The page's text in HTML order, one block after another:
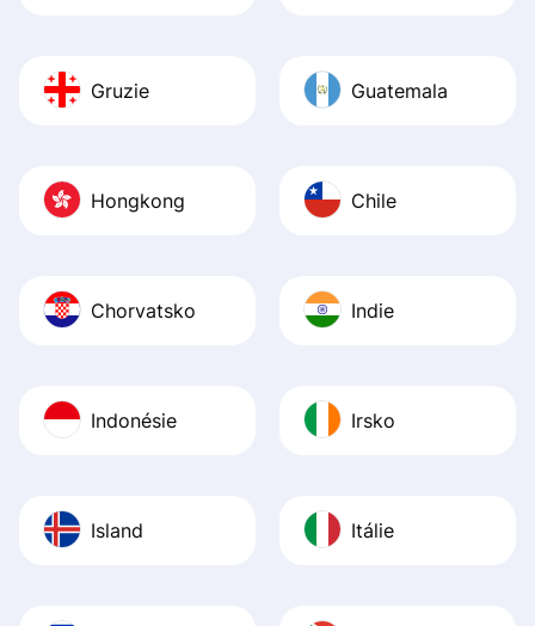
Gruzie Guatemala
Hongkong Chile
Chorvatsko Indie
Indonésie Irsko
Island Itálie